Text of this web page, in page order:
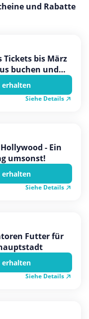
und Rabatte
bis März
buchen und
kostenloses
erhalten
Siehe Details
- Ein
umsonst!
erhalten
Siehe Details
Futter für
erhalten
Siehe Details